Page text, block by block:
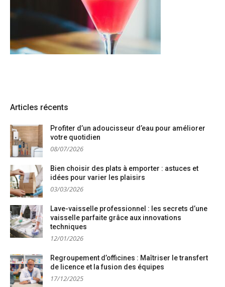
Articles récents
Profiter d’un adoucisseur d’eau pour améliorer
votre quotidien
08/07/2026
Bien choisir des plats à emporter : astuces et
idées pour varier les plaisirs
03/03/2026
Lave-vaisselle professionnel : les secrets d’une
vaisselle parfaite grâce aux innovations
techniques
12/01/2026
Regroupement d’officines : Maîtriser le transfert
de licence et la fusion des équipes
17/12/2025